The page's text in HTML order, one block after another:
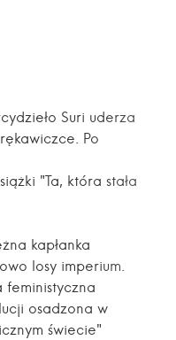
Suri uderza
Po
"Ta, która stała
kapłanka
losy imperium.
feministyczna
osadzona w
świecie"